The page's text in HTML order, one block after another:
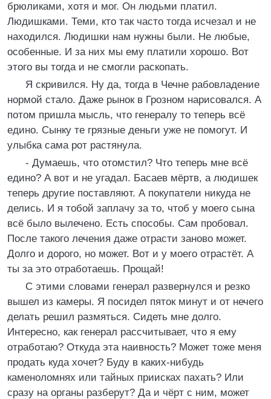
брюликами, хотя и мог. Он людьми платил.
Людишками. Теми, кто так часто тогда исчезал и не
находился. Людишки нам нужны были. Не любые,
особенные. И за них мы ему платили хорошо. Вот
этого вы тогда и не смогли раскопать.
Я скривился. Ну да, тогда в Чечне рабовладение
нормой стало. Даже рынок в Грозном нарисовался. А
потом пришла мысль, что генералу то теперь всё
едино. Сынку те грязные деньги уже не помогут. И
улыбка сама рот растянула.
- Думаешь, что отомстил? Что теперь мне всё
едино? А вот и не угадал. Басаев мёртв, а людишек
теперь другие поставляют. А покупатели никуда не
делись. И я тобой заплачу за то, чтоб у моего сына
всё было вылечено. Есть способы. Сам пробовал.
После такого лечения даже отрасти заново может.
Долго и дорого, но может. Вот и у моего отрастёт. А
ты за это отработаешь. Прощай!
С этими словами генерал развернулся и резко
вышел из камеры. Я посидел пяток минут и от нечего
делать решил размяться. Сидеть мне долго.
Интересно, как генерал рассчитывает, что я ему
отработаю? Откуда эта наивность? Может тоже меня
продать куда хочет? Буду в каких-нибудь
каменоломнях или тайных приисках пахать? Или
сразу на органы разберут? Да и чёрт с ним, может